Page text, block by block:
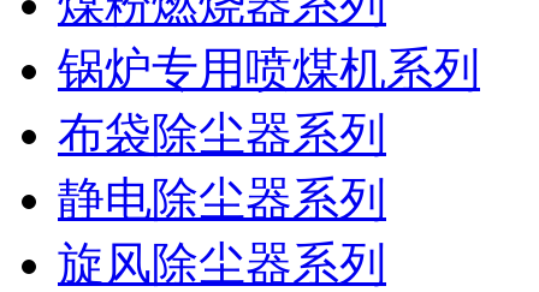
锅炉专用喷煤机系列
布袋除尘器系列
静电除尘器系列
旋风除尘器系列